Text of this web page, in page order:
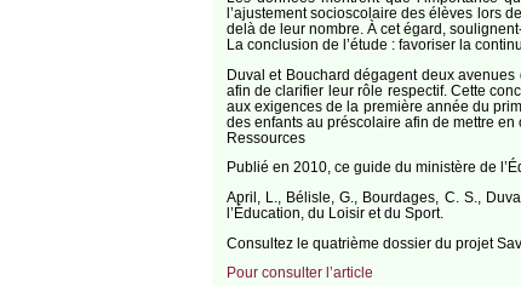
l’ajustement socioscolaire des élèves lors
delà de leur nombre. À cet égard,
La conclusion de l’étude : favoriser la
Duval et Bouchard dégagent deux
afin de clarifier leur rôle respectif. Cette
aux exigences de la première année du
des enfants au préscolaire afin de mettre
Ressources
Publié en 2010, ce guide du ministère de
April, L., Bélisle, G., Bourdages, C. S.,
l’Éducation, du Loisir et du Sport.
Consultez le quatrième dossier du projet
Pour consulter l’article